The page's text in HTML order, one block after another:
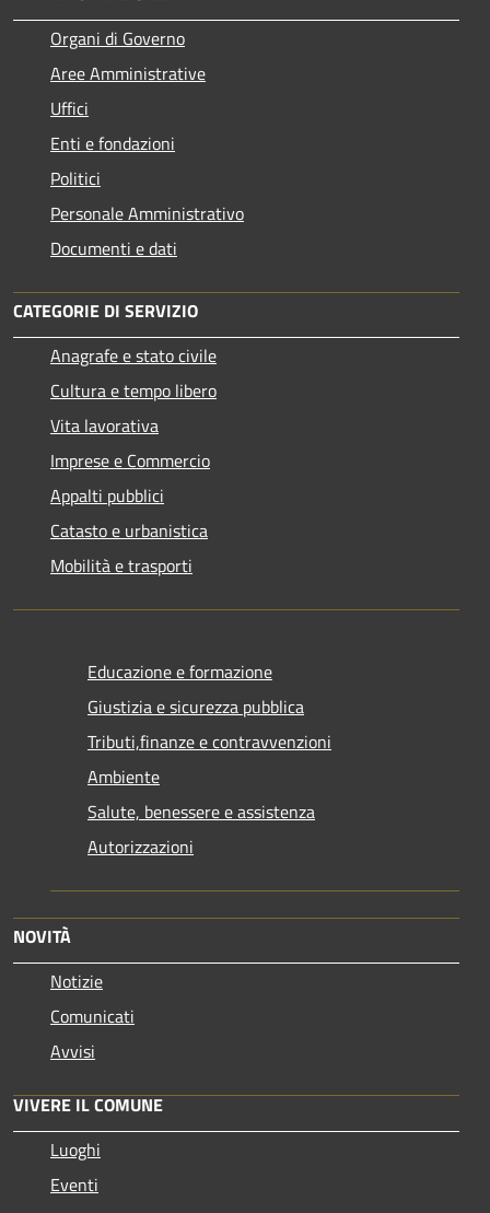
Organi di Governo
Aree Amministrative
Uffici
Enti e fondazioni
Politici
Personale Amministrativo
Documenti e dati
CATEGORIE DI SERVIZIO
Anagrafe e stato civile
Cultura e tempo libero
Vita lavorativa
Imprese e Commercio
Appalti pubblici
Catasto e urbanistica
Mobilità e trasporti
Educazione e formazione
Giustizia e sicurezza pubblica
Tributi,finanze e contravvenzioni
Ambiente
Salute, benessere e assistenza
Autorizzazioni
NOVITÀ
Notizie
Comunicati
Avvisi
VIVERE IL COMUNE
Luoghi
Eventi